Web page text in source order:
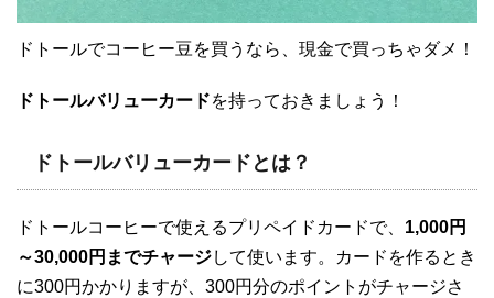
ドトールでコーヒー豆を買うなら、現金で買っちゃダメ！
ドトールバリューカードを持っておきましょう！
ドトールバリューカードとは？
ドトールコーヒーで使えるプリペイドカードで、 1,000円
～30,000円までチャージして使います。カードを作るとき
に300円かかりますが、300円分のポイントがチャージさ